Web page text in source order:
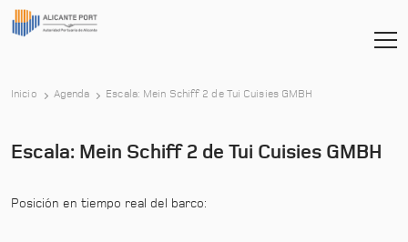
Inicio Agenda Escala: Mein Schiff 2 de Tui Cuisies GMBH
Escala: Mein Schiff 2 de Tui Cuisies GMBH
Posición en tiempo real del barco: